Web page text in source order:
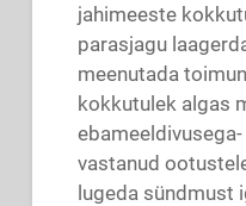
jahimeeste
parasjagu
meenutada
kokkutulek algas
vastanud
lugeda sündmust